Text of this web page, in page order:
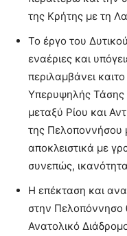
της Κρήτης με τη
Το έργο του
εναέριες και
περιλαμβάνει
Υπερυψηλής Τάσης
μεταξύ Ρίου και
της Πελοποννήσου
αποκλειστικά με
συνεπώς,
Η επέκταση και
στην Πελοπόννησο
Ανατολικό